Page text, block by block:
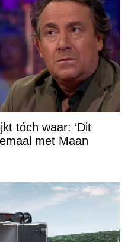
tóch waar: ‘Dit
met Maan